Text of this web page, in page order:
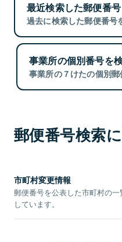
最近検索した郵便番号
過去に検索した郵便番号
事業所の個別番号を
事業所の７けたの個別郵
郵便番号検索
市町村変更情報
郵便番号を公表した市町村の
しています。